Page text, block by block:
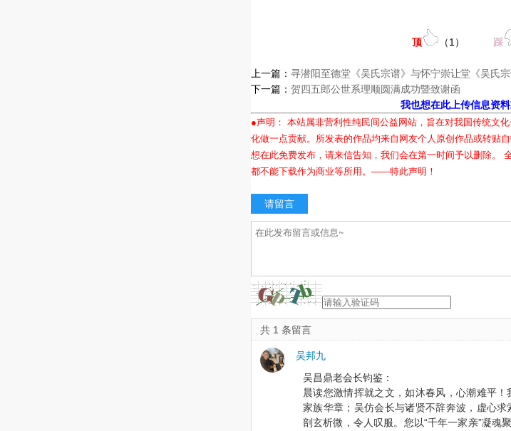
顶 （1 ） 踩
上一篇： 寻潜阳至德堂《吴氏宗谱》与怀宁崇让堂《吴氏
下一篇： 贺四五郎公世系理顺圆满成功暨致谢函
我也想在此上传信息资
●声明： 本站属非营利性纯民间公益网站，旨在对我国传统文
化做一点贡献。所发表的作品均来自网友个人原创作品或转贴
想在此免费发布，请来信告知，我们会在第一时间予以删除。
都不能下载作为商业等所用。——特此声明！
请留言
共 1 条留言
吴邦九
吴昌鼎老会长钧鉴：
晨读您激情挥就之文，如沐春风，心潮难平
家族华章；吴仿会长与诸贤不辞奔波，虚心求
剖玄析微，令人叹服。您以“千年一家亲”凝魂